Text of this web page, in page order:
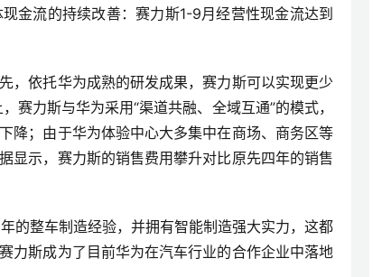
金流的持续改善：赛力斯1-9月经营性现金流达到
，依托华为成熟的研发成果，赛力斯可以实现更少
力斯与华为采用“渠道共融、全域互通”的模式，
降；由于华为体验中心大多集中在商场、商务区等
显示，赛力斯的销售费用攀升对比原先四年的销售
的整车制造经验，并拥有智能制造强大实力，这都
力斯成为了目前华为在汽车行业的合作企业中落地